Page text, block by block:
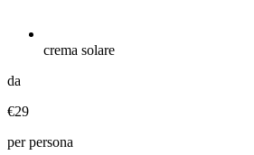
crema solare
da
€29
per persona